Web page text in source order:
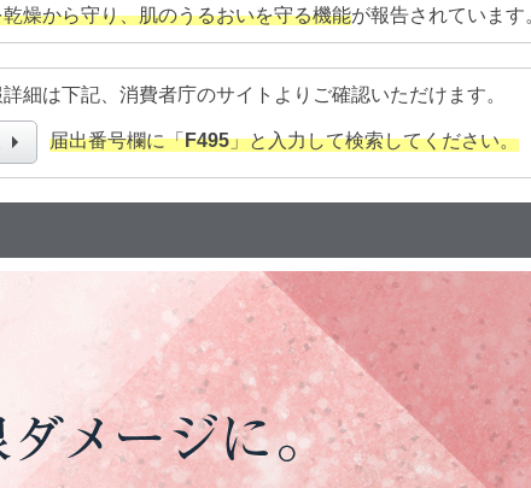
燥から守り、肌のうるおいを守る機能が報告されています
細は下記、消費者庁のサイトよりご確認いただけます。
届出番号欄に「F495」と入力して検索してください。